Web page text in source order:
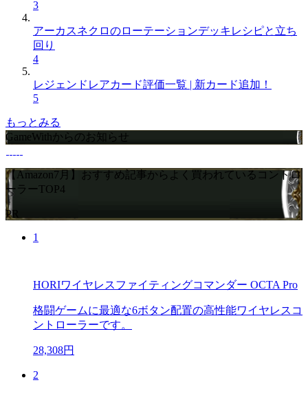
3
アーカスネクロのローテーションデッキレシピと立ち
回り
4
レジェンドレアカード評価一覧 | 新カード追加！
5
もっとみる
GameWithからのお知らせ
【Amazon7月】おすすめ記事からよく買われているコントロ
ーラーTOP4
PR
1
HORIワイヤレスファイティングコマンダー OCTA Pro
格闘ゲームに最適な6ボタン配置の高性能ワイヤレスコ
ントローラーです。
28,308円
2